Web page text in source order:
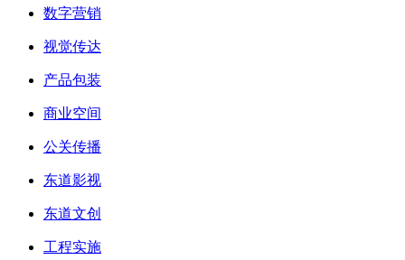
数字营销
视觉传达
产品包装
商业空间
公关传播
东道影视
东道文创
工程实施